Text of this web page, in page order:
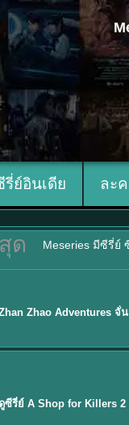
รี่ย์อินเดีย ละ
ด Meseries มีซีรี่ย์
★5
★8